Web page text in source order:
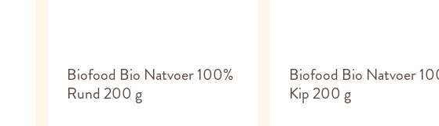
Biofood Bio Natvoer 100%
Rund 200 g
Biofood Bio Natvoer
Kip 200 g